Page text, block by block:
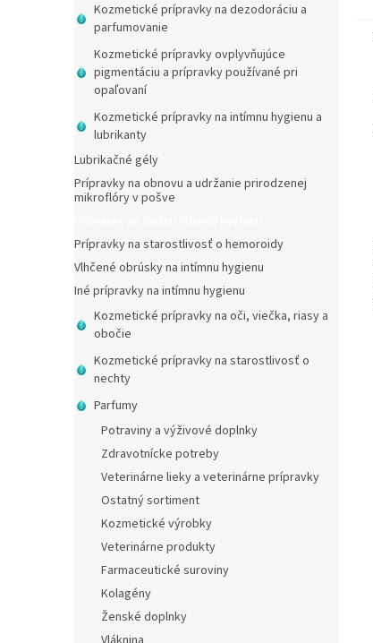
Kozmetické prípravky na dezodoráciu a
parfumovanie
Kozmetické prípravky ovplyvňujúce
pigmentáciu a prípravky používané pri
opaľovaní
Kozmetické prípravky na intímnu hygienu a
lubrikanty
Lubrikačné gély
Prípravky na obnovu a udržanie prirodzenej
mikroflóry v pošve
Prípravky na starostlivosť o hemoroidy
Vlhčené obrúsky na intímnu hygienu
Iné prípravky na intímnu hygienu
Kozmetické prípravky na oči, viečka, riasy a
obočie
Kozmetické prípravky na starostlivosť o
nechty
Parfumy
Potraviny a výživové doplnky
Zdravotnícke potreby
Veterinárne lieky a veterinárne prípravky
Ostatný sortiment
Kozmetické výrobky
Veterinárne produkty
Farmaceutické suroviny
Kolagény
Ženské doplnky